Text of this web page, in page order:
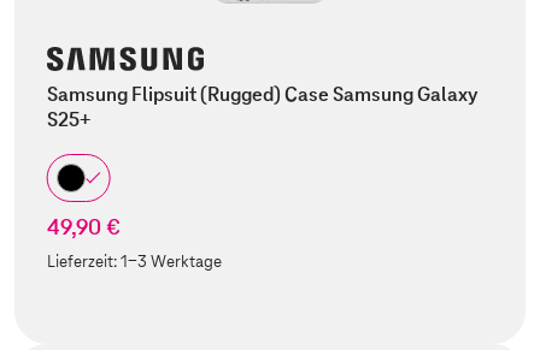
Samsung Flipsuit (Rugged) Case Samsung Galaxy
S25+
49,90 €
Lieferzeit:1-3 Werktage